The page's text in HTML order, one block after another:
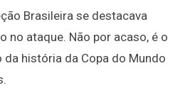
Brasileira se destacava
no ataque. Não por acaso, é o
história da Copa do Mundo